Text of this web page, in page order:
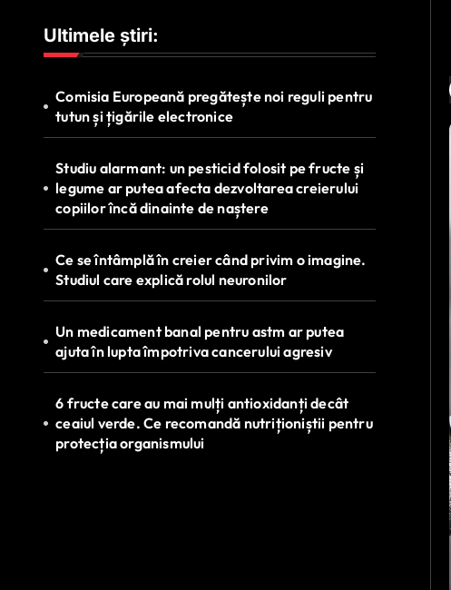
Ultimele știri:
Comisia Europeană pregătește noi reguli pentru
tutun și țigările electronice
Studiu alarmant: un pesticid folosit pe fructe și
legume ar putea afecta dezvoltarea creierului
copiilor încă dinainte de naștere
Ce se întâmplă în creier când privim o imagine.
Studiul care explică rolul neuronilor
Un medicament banal pentru astm ar putea
ajuta în lupta împotriva cancerului agresiv
6 fructe care au mai mulți antioxidanți decât
ceaiul verde. Ce recomandă nutriționiștii pentru
protecția organismului